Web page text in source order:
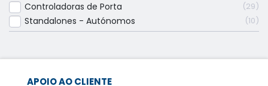
Controladoras de Porta 29
Standalones - Autónomos 10
APOIO AO CLIENTE